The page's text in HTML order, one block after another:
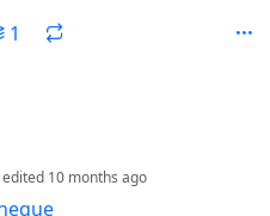
1
edited 10 months ago